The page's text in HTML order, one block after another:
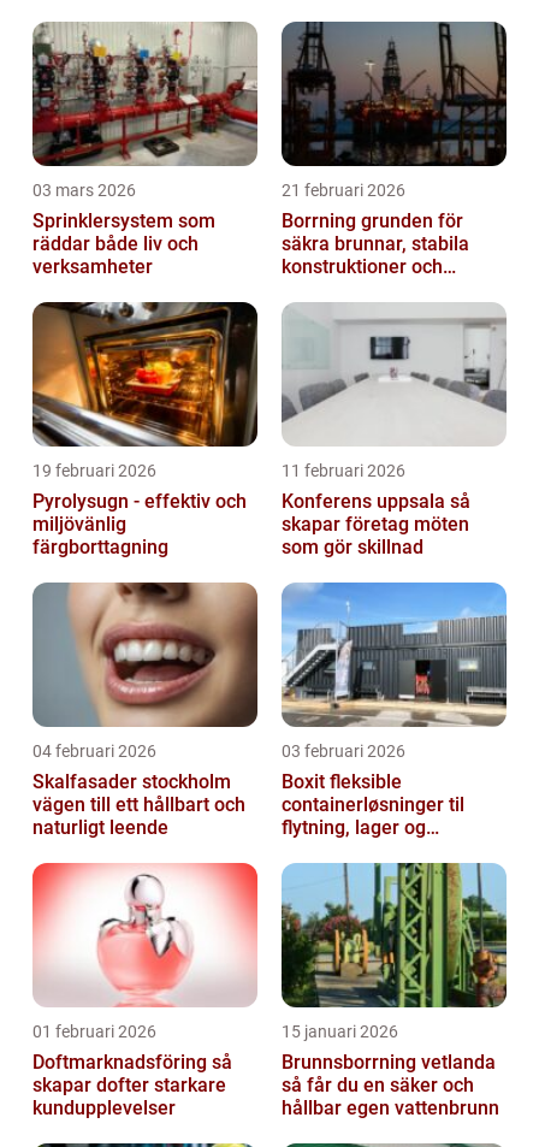
03 mars 2026
Sprinklersystem som
räddar både liv och
verksamheter
21 februari 2026
Borrning grunden för
säkra brunnar, stabila
konstruktioner och
19 februari 2026
Pyrolysugn - effektiv och
miljövänlig
färgborttagning
11 februari 2026
Konferens uppsala så
skapar företag möten
som gör skillnad
04 februari 2026
Skalfasader stockholm
vägen till ett hållbart och
naturligt leende
03 februari 2026
Boxit fleksible
containerløsninger til
flytning, lager og
01 februari 2026
Doftmarknadsföring så
skapar dofter starkare
kundupplevelser
15 januari 2026
Brunnsborrning vetlanda
så får du en säker och
hållbar egen vattenbrunn